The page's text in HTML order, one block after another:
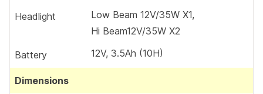
Headlight
Low Beam 12V/35W X1,
Hi Beam12V/35W X2
Battery 12V, 3.5Ah (10H)
Dimensions